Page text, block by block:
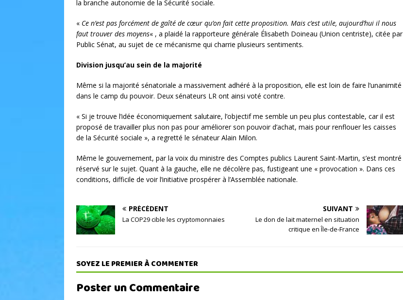
la branche autonomie de la Sécurité sociale.
« Ce n’est pas forcément de gaîté de cœur qu’on fait cette proposition. Mais c’est utile, aujourd’hui il nous
faut trouver des moyens« , a plaidé la rapporteure générale Élisabeth Doineau (Union centriste), citée par
Public Sénat, au sujet de ce mécanisme qui charrie plusieurs sentiments.
Division jusqu’au sein de la majorité
Même si la majorité sénatoriale a massivement adhéré à la proposition, elle est loin de faire l’unanimité
dans le camp du pouvoir. Deux sénateurs LR ont ainsi voté contre.
« Si je trouve l’idée économiquement salutaire, l’objectif me semble un peu plus contestable, car il est
proposé de travailler plus non pas pour améliorer son pouvoir d’achat, mais pour renflouer les caisses
de la Sécurité sociale », a regretté le sénateur Alain Milon.
Même le gouvernement, par la voix du ministre des Comptes publics Laurent Saint-Martin, s’est montré
réservé sur le sujet. Quant à la gauche, elle ne décolère pas, fustigeant une « provocation ». Dans ces
conditions, difficile de voir l’initiative prospérer à l’Assemblée nationale.
PRÉCÉDENT
La COP29 cible les cryptomonnaies
SUIVANT
Le don de lait maternel en situation
critique en Île-de-France
SOYEZ LE PREMIER À COMMENTER
Poster un Commentaire